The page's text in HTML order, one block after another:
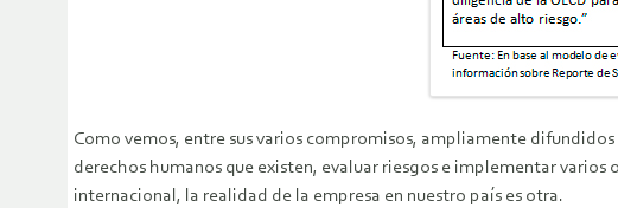
Como vemos, entre sus varios compromisos, ampliamente
derechos humanos que existen, evaluar riesgos e implementar
internacional, la realidad de la empresa en nuestro país es otra.